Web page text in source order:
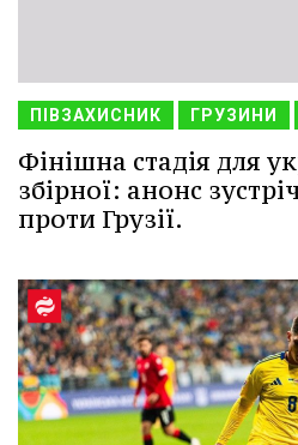
ПІВЗАХИСНИК ГРУЗИНИ
Фінішна стадія для
збірної: анонс
проти Грузії.